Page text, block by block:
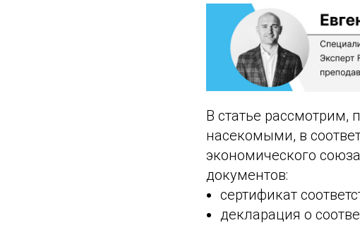
В статье
насекомыми, в
экономического
документов:
сертификат
декларация о